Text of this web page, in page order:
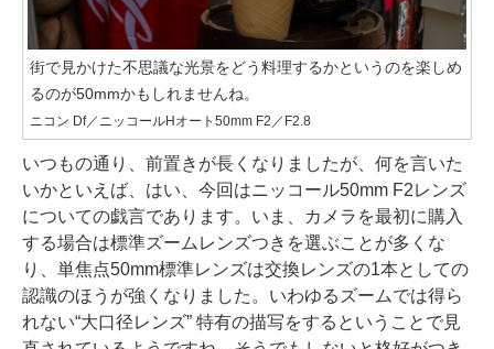
街で見かけた不思議な光景をどう料理するかというのを楽しめ
るのが50mmかもしれませんね。
ニコン Df／ニッコールHオート50mm F2／F2.8
いつもの通り、前置きが長くなりましたが、何を言いた
いかといえば、はい、今回はニッコール50mm F2レンズ
についての戯言であります。いま、カメラを最初に購入
する場合は標準ズームレンズつきを選ぶことが多くな
り、単焦点50mm標準レンズは交換レンズの1本としての
認識のほうが強くなりました。いわゆるズームでは得ら
れない“大口径レンズ” 特有の描写をするということで見